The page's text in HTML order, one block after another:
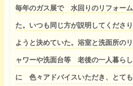
毎年のガス展で 水回りのリフォー
た。いつも同じ方が説明してくださ
ようと決めていた。浴室と洗面所の
ャワーや洗面台等 老後の一人暮ら
に 色々アドバイスいただき、とて